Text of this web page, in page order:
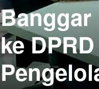
Banggar
ke